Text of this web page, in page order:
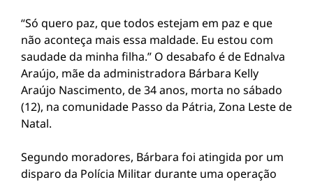
“Só quero paz, que todos estejam em paz e que
não aconteça mais essa maldade. Eu estou com
saudade da minha filha.” O desabafo é de Ednalva
Araújo, mãe da administradora Bárbara Kelly
Araújo Nascimento, de 34 anos, morta no sábado
(12), na comunidade Passo da Pátria, Zona Leste de
Natal.
Segundo moradores, Bárbara foi atingida por um
disparo da Polícia Militar durante uma operação